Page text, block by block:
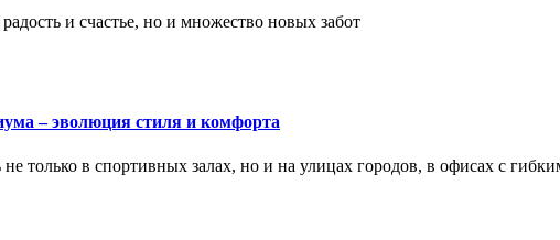
и счастье, но и множество новых забот
– эволюция стиля и комфорта
только в спортивных залах, но и на улицах городов, в офисах с